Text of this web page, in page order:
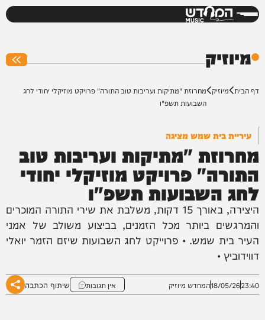
המחדש
מיוזיק
דף הבית מיוזיק מחרוזת "מתיקות ועריבות טוב התורה" פרויקט מוזיקלי יחודי לחג
השבועות תשפ"ו
עיריית בית שמש מציגה
מחרוזת "מתיקות ועריבות טוב
התורה" פרויקט מוזיקלי יחודי
לחג השבועות תשפ"ו
היצירה, באורך 15 דקות, משלבת את שירי התורה המוכרים
והמרגשים ביותר מכל הזמנים, בביצוע משולב של אמני
העיר בית שמש. • פרוייקט לחג השבועות שיזם הזמר יואלי
דווידוביץ •
23:40
18/05/26המחדש מיוזיק אין תגובות שיתוף הכתבה